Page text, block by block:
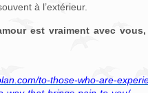
à l’extérieur.
est vraiment avec
to-those-who-are-